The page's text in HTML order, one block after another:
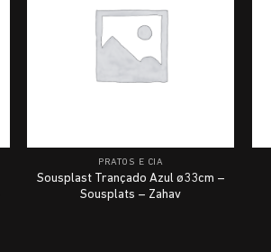
PRATOS E CIA
Sousplast Trançado Azul ø33cm –
Sousplats – Zahav